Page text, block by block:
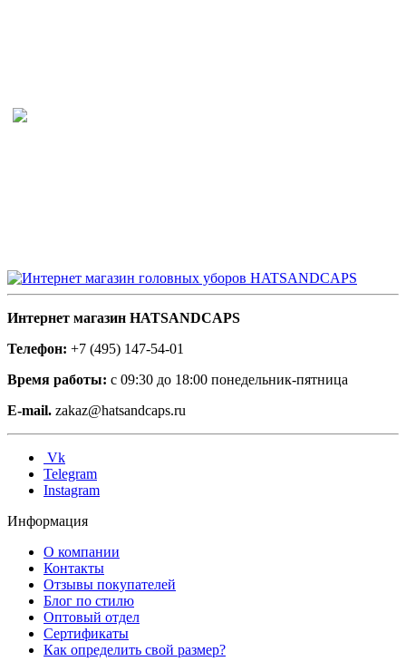
Интернет магазин HATSANDCAPS
Телефон: +7 (495) 147-54-01
Время работы: с 09:30 до 18:00 понедельник-пятница
E-mail. zakaz@hatsandcaps.ru
Vk
Telegram
Instagram
Информация
О компании
Контакты
Отзывы покупателей
Блог по стилю
Оптовый отдел
Сертификаты
Как определить свой размер?